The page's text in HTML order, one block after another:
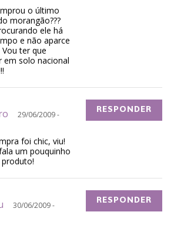
o último
morangão???
ele há
e não aparce
ter que
em solo nacional
29/06/2009 -
foi chic, viu!
um pouquinho
RESPONDER
30/06/2009 -
RESPONDER